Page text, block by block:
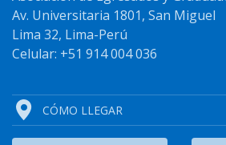
Av. Universitaria 1801, San Miguel
Lima 32, Lima-Perú
Celular: +51 914 004 036
CÓMO LLEGAR